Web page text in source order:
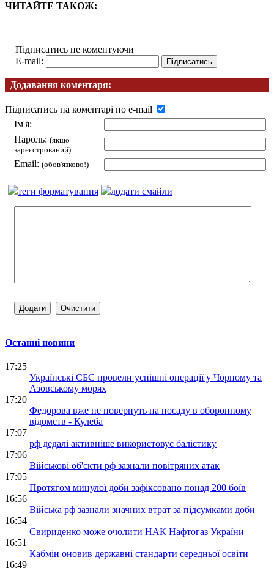
ЧИТАЙТЕ ТАКОЖ:
Підписатись не коментуючи
E-mail:
Додавання коментаря:
Підписатись на коментарі по e-mail
Ім'я:
Пароль: (якщо
зареєстрований)
Email: (обов'язково!)
теги форматування додати смайли
Останні новини
17:25
Українські СБС провели успішні операції у Чорному та
Азовському морях
17:20
Федорова вже не повернуть на посаду в оборонному
відомств - Кулеба
17:07
рф дедалі активніше використовує балістику
17:06
Військові об'єкти рф зазнали повітряних атак
17:05
Протягом минулої доби зафіксовано понад 200 боїв
16:56
Війська рф зазнали значних втрат за підсумками доби
16:54
Свириденко може очолити НАК Нафтогаз України
16:51
Кабмін оновив державні стандарти середньої освіти
16:49